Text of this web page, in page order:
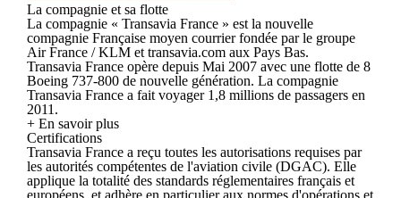
La compagnie et sa flotte
La compagnie « Transavia France » est la nouvelle
compagnie Française moyen courrier fondée par le groupe
Air France / KLM et transavia.com aux Pays Bas.
Transavia France opère depuis Mai 2007 avec une flotte de 8
Boeing 737-800 de nouvelle génération. La compagnie
Transavia France a fait voyager 1,8 millions de passagers en
2011.
+ En savoir plus
Certifications
Transavia France a reçu toutes les autorisations requises par
les autorités compétentes de l'aviation civile (DGAC). Elle
applique la totalité des standards réglementaires français et
européens, et adhère en particulier aux normes d'opérations et